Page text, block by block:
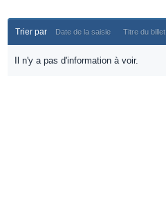
Trier par Date de la saisie Titre du billet
Il n'y a pas d'information à voir.